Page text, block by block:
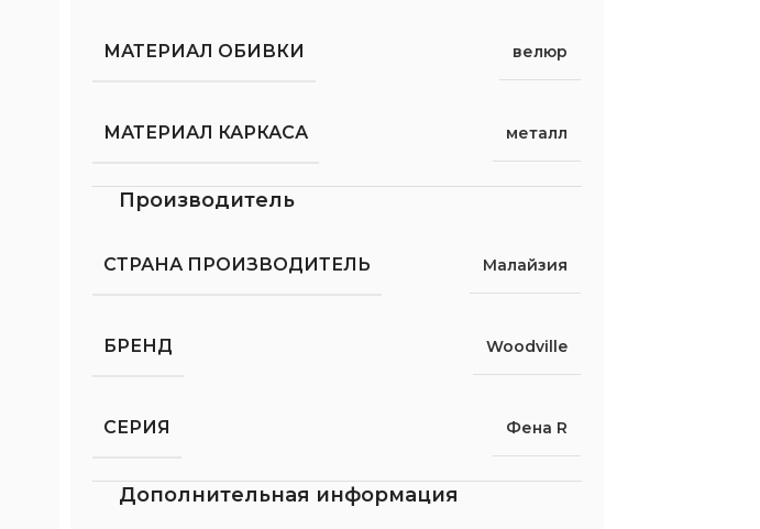
МАТЕРИАЛ ОБИВКИ велюр
МАТЕРИАЛ КАРКАСА металл
Производитель
СТРАНА ПРОИЗВОДИТЕЛЬ Малайзия
БРЕНД Woodville
СЕРИЯ Фена R
Дополнительная информация